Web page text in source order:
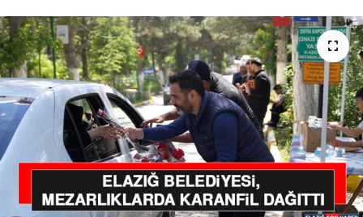
GÜNDEM
HABERDE İNSAN
KÜLTÜR-SANAT
MAGAZİN
MEDYA